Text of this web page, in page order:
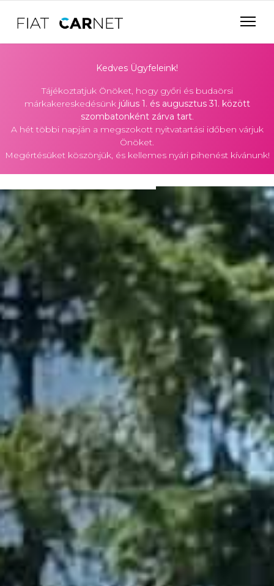
Kedves Ügyfeleink!
Tájékoztatjuk Önöket, hogy győri és budaörsi
márkakereskedésünk július 1. és augusztus 31. között
szombatonként zárva tart.
A hét többi napján a megszokott nyitvatartási időben várjuk
Önöket.
Megértésüket köszönjük, és kellemes nyári pihenést kívánunk!